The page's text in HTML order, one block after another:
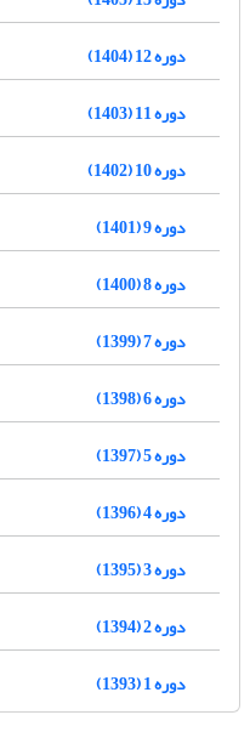
دوره 12 (1404)
دوره 11 (1403)
دوره 10 (1402)
دوره 9 (1401)
دوره 8 (1400)
دوره 7 (1399)
دوره 6 (1398)
دوره 5 (1397)
دوره 4 (1396)
دوره 3 (1395)
دوره 2 (1394)
دوره 1 (1393)